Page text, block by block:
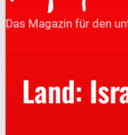
Das Magazin für den
Land: